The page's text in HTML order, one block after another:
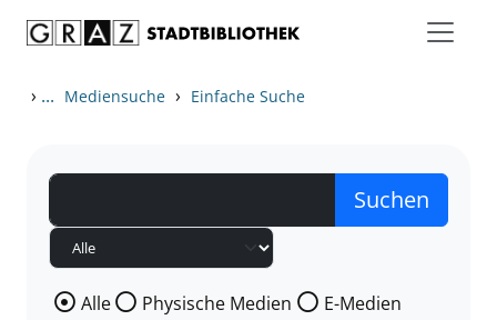
› ... Mediensuche › Einfache Suche
Wählen Sie die Medienart nach der Sie suchen wollen.
Alle Physische Medien
E-Medien